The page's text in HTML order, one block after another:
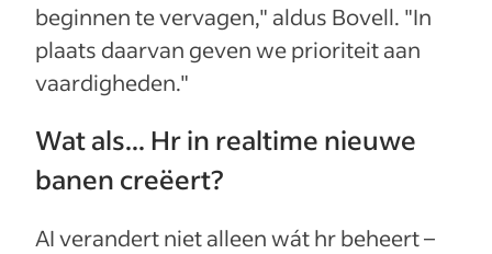
beginnen te vervagen," aldus Bovell. "In
plaats daarvan geven we prioriteit aan
vaardigheden."
Wat als... Hr in realtime nieuwe
banen creëert?
AI verandert niet alleen wát hr beheert –